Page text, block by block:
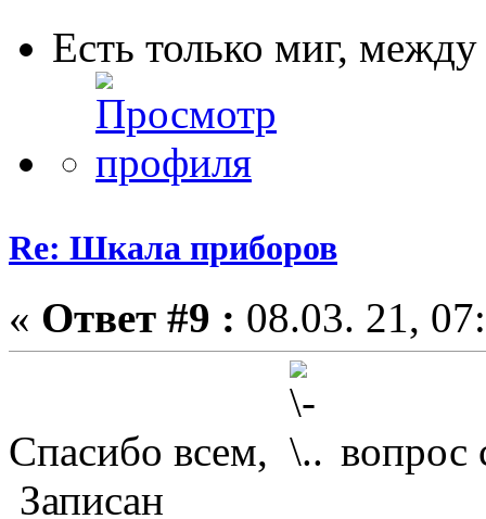
Есть только миг,
Re: Шкала приборов
« Ответ #9 : 08.03. 21,
Спасибо всем,
вопрос
Записан